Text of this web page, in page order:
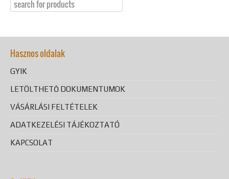
Hasznos oldalak
GYIK
LETÖLTHETŐ DOKUMENTUMOK
VÁSÁRLÁSI FELTÉTELEK
ADATKEZELÉSI TÁJÉKOZTATÓ
KAPCSOLAT